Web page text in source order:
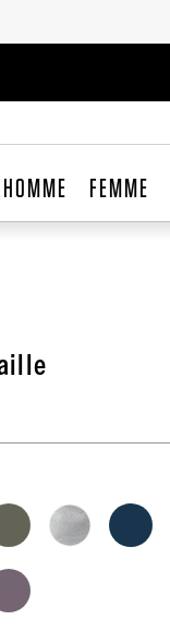
HOMME FEMME